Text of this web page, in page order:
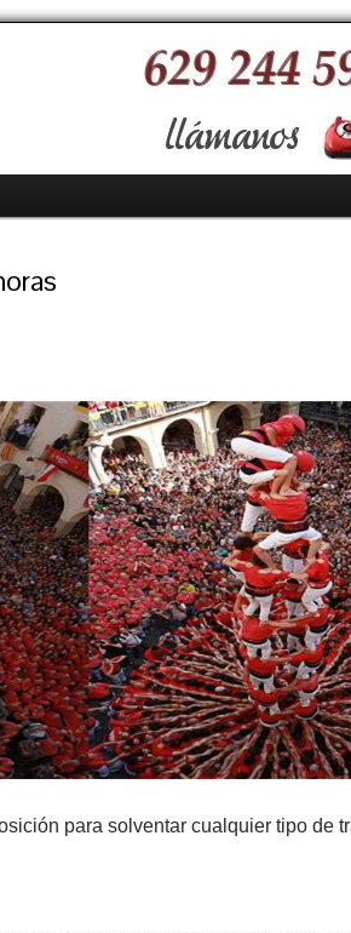
para solventar cualquier tipo de